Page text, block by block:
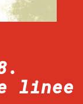
linee